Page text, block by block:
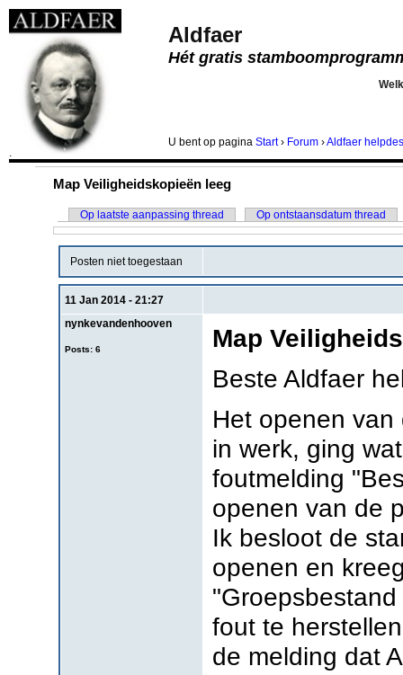
Aldfaer
Hét gratis
U bentop pagina Start› Forum ›Aldfaer
.
Map Veiligheidskopieën leeg
Op laatste aanpassing thread Op ontstaansdatum thread
Posten niet toegestaan
11 Jan 2014 - 21:27
nynkevandenhooven
Posts: 6
Map
Beste Aldfaer
Het openen
in werk, ging
foutmelding
openen van de
Ik besloot de
openen en
fout te
de melding dat